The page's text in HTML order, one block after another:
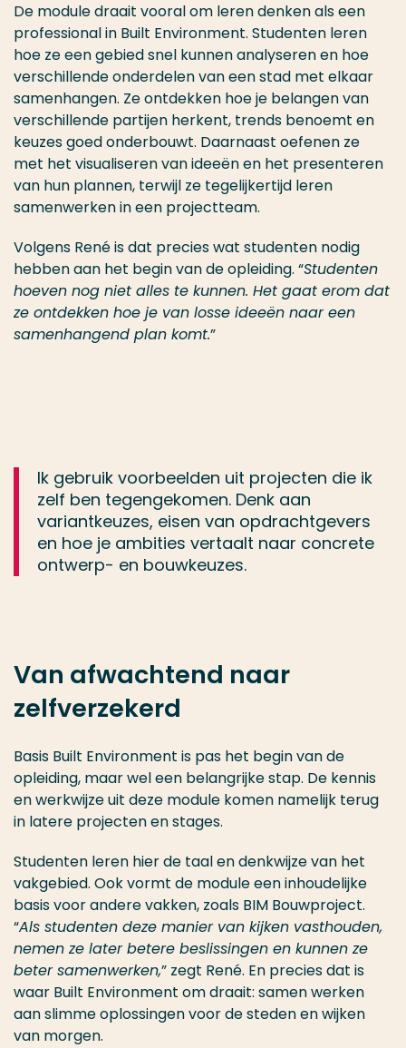
De module draait vooral om leren denken als een
professional in Built Environment. Studenten leren
hoe ze een gebied snel kunnen analyseren en hoe
verschillende onderdelen van een stad met elkaar
samenhangen. Ze ontdekken hoe je belangen van
verschillende partijen herkent, trends benoemt en
keuzes goed onderbouwt. Daarnaast oefenen ze
met het visualiseren van ideeën en het presenteren
van hun plannen, terwijl ze tegelijkertijd leren
samenwerken in een projectteam.
Volgens René is dat precies wat studenten nodig
hebben aan het begin van de opleiding. “Studenten
hoeven nog niet alles te kunnen. Het gaat erom dat
ze ontdekken hoe je van losse ideeën naar een
samenhangend plan komt.”
Ik gebruik voorbeelden uit projecten die ik
zelf ben tegengekomen. Denk aan
variantkeuzes, eisen van opdrachtgevers
en hoe je ambities vertaalt naar concrete
ontwerp- en bouwkeuzes.
Van afwachtend naar
zelfverzekerd
Basis Built Environment is pas het begin van de
opleiding, maar wel een belangrijke stap. De kennis
en werkwijze uit deze module komen namelijk terug
in latere projecten en stages.
Studenten leren hier de taal en denkwijze van het
vakgebied. Ook vormt de module een inhoudelijke
basis voor andere vakken, zoals BIM Bouwproject.
“Als studenten deze manier van kijken vasthouden,
nemen ze later betere beslissingen en kunnen ze
beter samenwerken,” zegt René. En precies dat is
waar Built Environment om draait: samen werken
aan slimme oplossingen voor de steden en wijken
van morgen.